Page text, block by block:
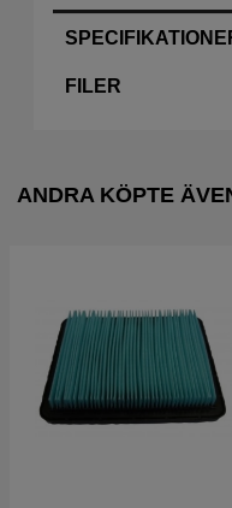
FILER
ANDRA KÖPTE